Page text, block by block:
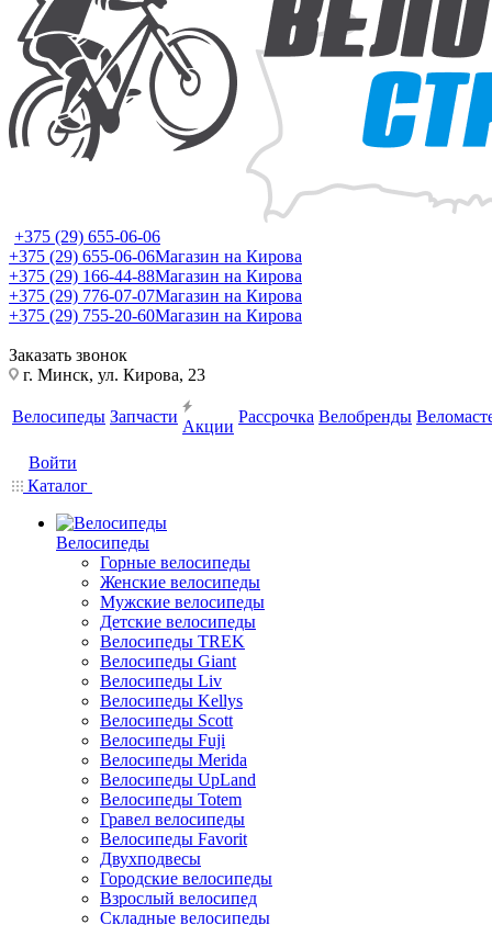
+375 (29) 655-06-06
+375 (29) 655-06-06Магазин на Кирова
+375 (29) 166-44-88Магазин на Кирова
+375 (29) 776-07-07Магазин на Кирова
+375 (29) 755-20-60Магазин на Кирова
Заказать звонок
г. Минск, ул. Кирова, 23
Велосипеды Запчасти
Акции
Рассрочка Велобренды
Войти
Каталог
Велосипеды
Горные велосипеды
Женские велосипеды
Мужские велосипеды
Детские велосипеды
Велосипеды TREK
Велосипеды Giant
Велосипеды Liv
Велосипеды Kellys
Велосипеды Scott
Велосипеды Fuji
Велосипеды Merida
Велосипеды UpLand
Велосипеды Totem
Гравел велосипеды
Велосипеды Favorit
Двухподвесы
Городские велосипеды
Взрослый велосипед
Складные велосипеды